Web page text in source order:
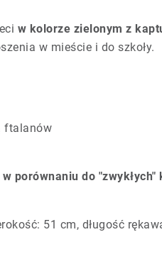
w kolorze zielonym z
w mieście i do szkoły.
ftalanów
porównaniu do
51 cm, długość